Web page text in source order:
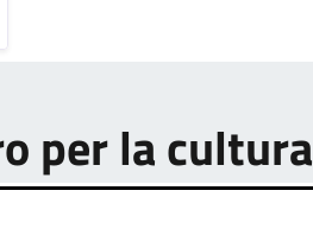
per la cultura